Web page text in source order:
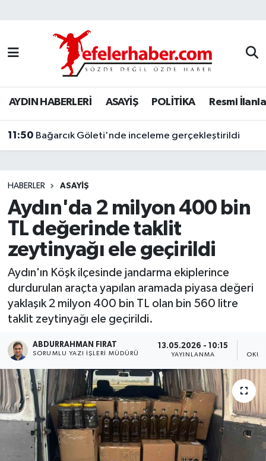
AYDIN HABERLERİ ASAYİŞ POLİTİKA Resmi
11:50 Bağarcık Göleti'nde inceleme gerçekleştirildi
HABERLER ASAYİŞ
Aydın'da 2 milyon 400 bin
TL değerinde taklit
zeytinyağı ele geçirildi
Aydın'ın Köşk ilçesinde jandarma ekiplerince
durdurulan araçta yapılan aramada piyasa değeri
yaklaşık 2 milyon 400 bin TL olan bin 560 litre
taklit zeytinyağı ele geçirildi.
ABDURRAHMAN FIRAT
SORUMLU YAZI İŞLERI MÜDÜRÜ
13.05.2026 - 10:15
YAYINLANMA
Nöbetçi Eczaneler
Hava Durumu
Aydin Namaz Vakitleri
Trafik Durumu
Son Dakika Haberleri
Haber Arşivi